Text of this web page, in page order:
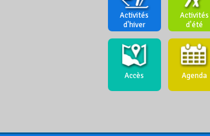
Activités
d'hiver
Activités
d'été
Accès Agenda